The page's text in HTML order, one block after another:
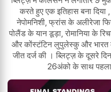
करते हुए एक इतिहास बना
नेपोमनिशी, फ्रांस के अलीरेजा
पोलैंड के यान डूड़ा, रोमानिया के
और कोंस्टंटिन लुपुलेस्कु और
जीत दर्ज की । ब्लिट्ज़ के दूसरे
26अंको के साथ पहला